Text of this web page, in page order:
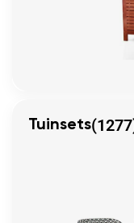
Tuinsets